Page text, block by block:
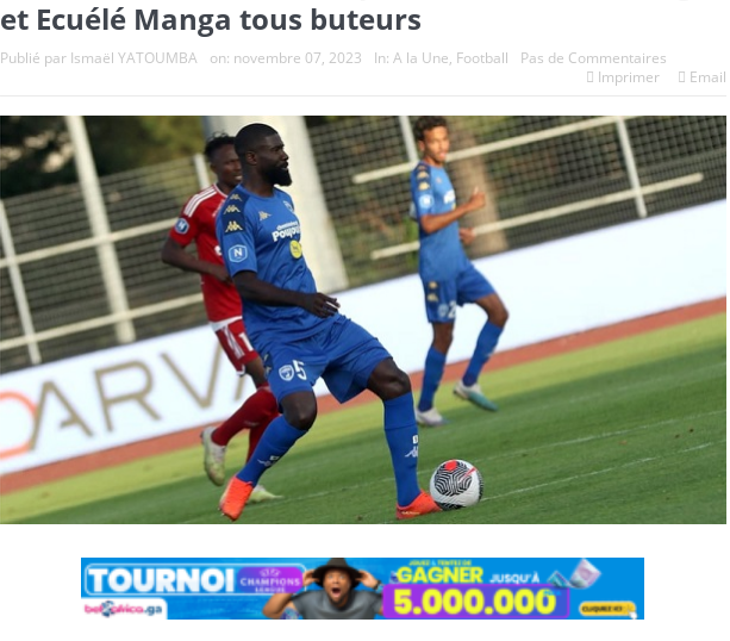
et Ecuélé Manga tous buteurs
Publié par Ismaël YATOUMBA on: novembre 07, 2023 In: A la Une, Football
Pas de Commentaires
Imprimer
Email